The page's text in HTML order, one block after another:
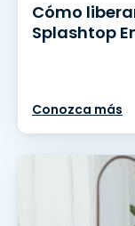
Cómo
Splashtop
Conozca más